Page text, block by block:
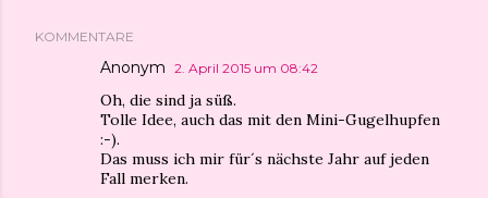
KOMMENTARE
Anonym 2. April 2015 um 08:42
Oh, die sind ja süß.
Tolle Idee, auch das mit den Mini-Gugelhupfen
:-).
Das muss ich mir für´s nächste Jahr auf jeden
Fall merken.